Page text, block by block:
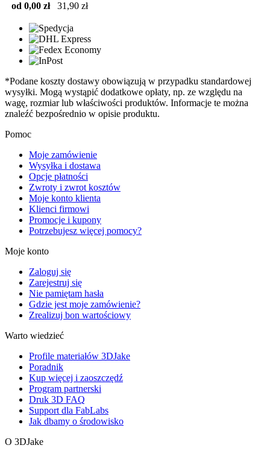
od 0,00 zł 31,90 zł
*Podane koszty dostawy obowiązują w przypadku standardowej
wysyłki. Mogą wystąpić dodatkowe opłaty, np. ze względu na
wagę, rozmiar lub właściwości produktów. Informacje te można
znaleźć bezpośrednio w opisie produktu.
Pomoc
Moje zamówienie
Wysyłka i dostawa
Opcje płatności
Zwroty i zwrot kosztów
Moje konto klienta
Klienci firmowi
Promocje i kupony
Potrzebujesz więcej pomocy?
Moje konto
Zaloguj się
Zarejestruj się
Nie pamiętam hasła
Gdzie jest moje zamówienie?
Zrealizuj bon wartościowy
Warto wiedzieć
Profile materiałów 3DJake
Poradnik
Kup więcej i zaoszczędź
Program partnerski
Druk 3D FAQ
Support dla FabLabs
Jak dbamy o środowisko
O 3DJake